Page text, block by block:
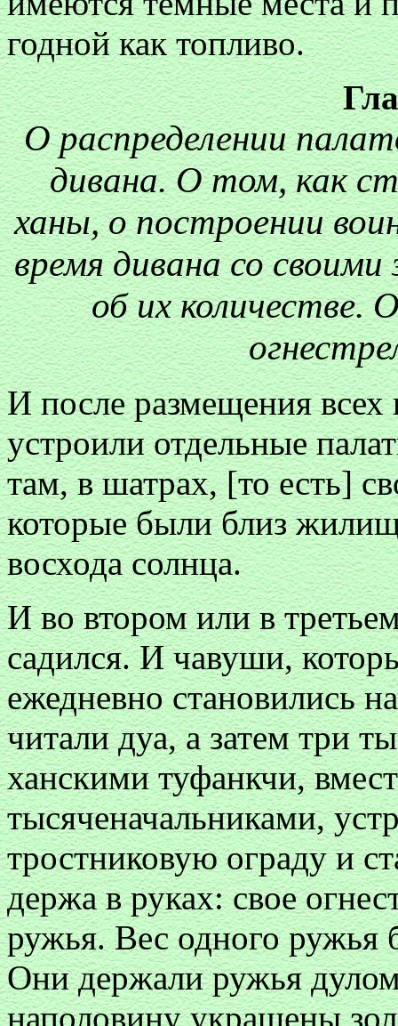
годной как топливо.
О распределении
дивана. О том, как
ханы, о построении
время дивана со
об их количестве.
И после размещения
устроили отдельные
там, в шатрах, [то есть]
которые были близ
восхода солнца.
И во втором или в
садился. И чавуши,
ежедневно становились
читали дуа, а затем три
ханскими туфанкчи,
тысяченачальниками,
тростниковую ограду и
держа в руках: свое
ружья. Вес одного ружья
Они держали ружья
наполовину украшены